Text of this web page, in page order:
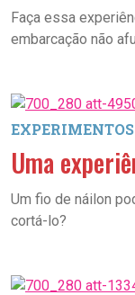
Faça essa
embarcação não
EXPERIMENTOS
Uma
Um fio de náilon
cortá-lo?